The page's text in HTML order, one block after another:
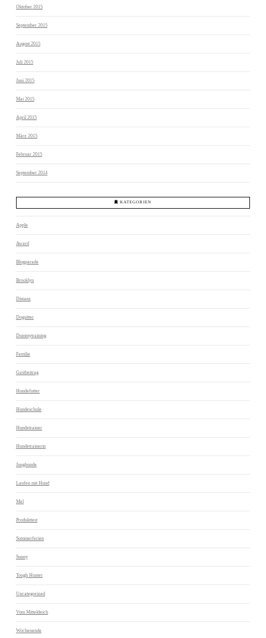
Oktober 2015
September 2015
August 2015
Juli 2015
Juni 2015
Mai 2015
April 2015
März 2015
Februar 2015
September 2014
KATEGORIEN
Apple
Award
Blogparade
Brooklyn
Distanz
Dogsitter
Dummytraining
Familie
Gastbeitrag
Hundefutter
Hundeschule
Hundetrainer
Hundetrainerin
Junghunde
Laufen mit Hund
Mel
Produkttest
Sommerferien
Sunny
Tough Hunter
Uncategorized
Vom Mitteldeich
Wochenende